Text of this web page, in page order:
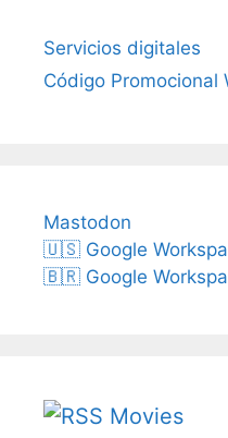
Servicios digitales
Código Promocional
Mastodon
🇺🇸 Google
🇧🇷 Google
Movies